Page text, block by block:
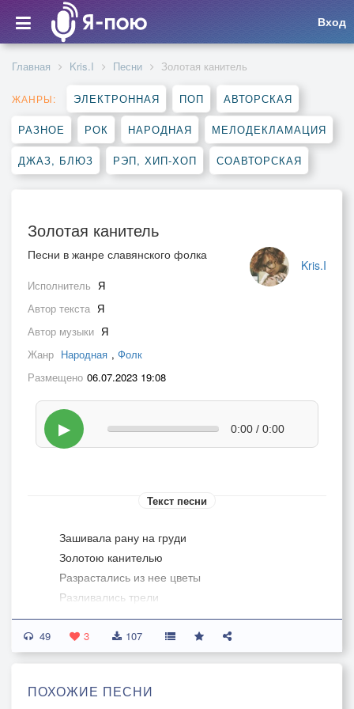
Вход
Главная Kris.I Песни Золотая канитель
ЖАНРЫ: ЭЛЕКТРОННАЯ ПОП АВТОРСКАЯ
РАЗНОЕ РОК НАРОДНАЯ МЕЛОДЕКЛАМАЦИЯ
ДЖАЗ, БЛЮЗ РЭП, ХИП-ХОП СОАВТОРСКАЯ
Золотая канитель
Kris.I
Песни в жанре славянского фолка
Исполнитель Я
Автор текста Я
Автор музыки Я
Жанр Народная , Фолк
Размещено 06.07.2023 19:08
▶ 0:00 / 0:00
Текст песни
Зашивала рану на груди
Золотою канителью
Разрастались из нее цветы
Разливались трели
Каждый день сочился из нее
Солнце яркий свет
Я видела свой скелет
49 3 107
ПОХОЖИЕ ПЕСНИ